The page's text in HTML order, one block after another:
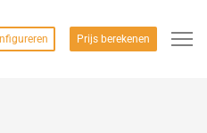
Prijs berekenen